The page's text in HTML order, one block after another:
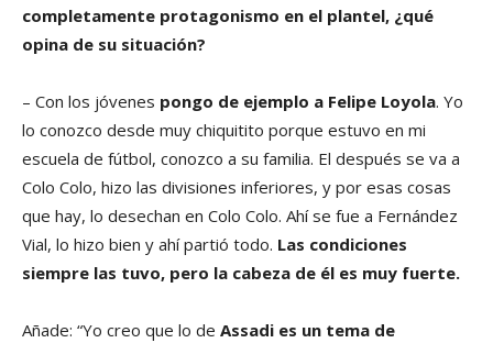
completamente protagonismo en el plantel, ¿qué
opina de su situación?
– Con los jóvenes pongo de ejemplo a Felipe Loyola. Yo
lo conozco desde muy chiquitito porque estuvo en mi
escuela de fútbol, conozco a su familia. El después se va a
Colo Colo, hizo las divisiones inferiores, y por esas cosas
que hay, lo desechan en Colo Colo. Ahí se fue a Fernández
Vial, lo hizo bien y ahí partió todo. Las condiciones
siempre las tuvo, pero la cabeza de él es muy fuerte.
Añade: “Yo creo que lo de Assadi es un tema de